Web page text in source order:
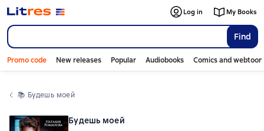
Find
Log in My Books
Promo code New releases Popular Audiobooks Comics and
📚 Будешь моей
Будешь моей